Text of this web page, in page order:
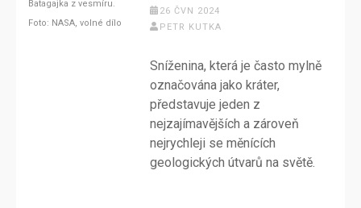
Batagajka z vesmíru.
Foto: NASA, volné dílo
26 ČVN 2024
PETR KUTKA
Sníženina, která je často mylně
označována jako kráter,
představuje jeden z
nejzajímavějších a zároveň
nejrychleji se měnících
geologických útvarů na světě.